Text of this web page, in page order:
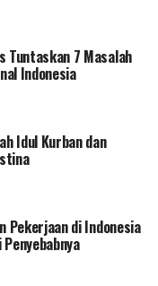
Tuntaskan 7 Masalah
Indonesia
Idul Kurban dan
Pekerjaan di Indonesia